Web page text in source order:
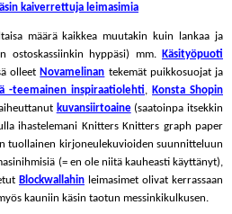
kaiverrettuja leimasimia
määrä kaikkea muutakin kuin lankaa ja
ostoskassiinkin hyppäsi) mm.
Käsityöpuoti
olleet Novamelinan tekemät puikkosuojat ja
-teemainen inspiraatiolehti, Konsta Shopin
kuvansiirtoaine(saatoinpa itsekkin
ihastelemani Knitters Knitters graph paper
tuollainen kirjoneulekuvioiden suunnitteluun
(= en ole niitä kauheasti käyttänyt),
Blockwallahin leimasimet olivat kerrassaan
kauniin käsin taotun messinkikulkusen.